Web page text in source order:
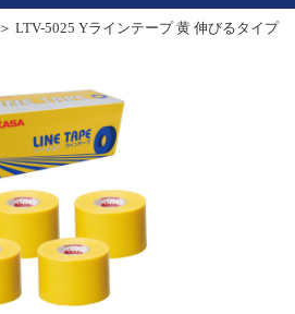
＞ LTV-5025 Yラインテープ 黄 伸びるタイプ